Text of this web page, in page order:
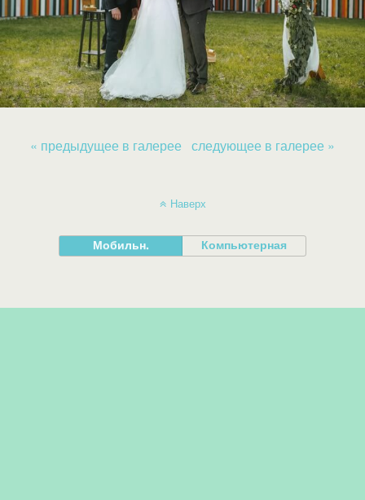
« предыдущее в галерее следующее в галерее »
Наверх
Мобильн. Компьютерная